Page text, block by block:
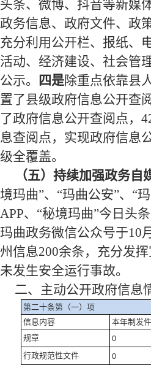
头条、微博、抖音等新媒
政务信息、政府文件、政
充分利用公开栏、报纸、
活动、经济建设、社会管
公示。
四是除重点依靠县
置了县级政府信息公开查阅
了政府信息公开查阅点，
息查阅点，实现政府信息
级全覆盖。
（五） 持续加强政务自
境玛曲”、“玛曲公安”、“
APP、“秘境玛曲”今日头
玛曲政务微信公众号于10
州信息200余条，充分发
未发生安全运行事故。
二、主动公开政府信息
第二十条第（一）项
信息内容
本年制发
规章
0
行政规范性文件
0